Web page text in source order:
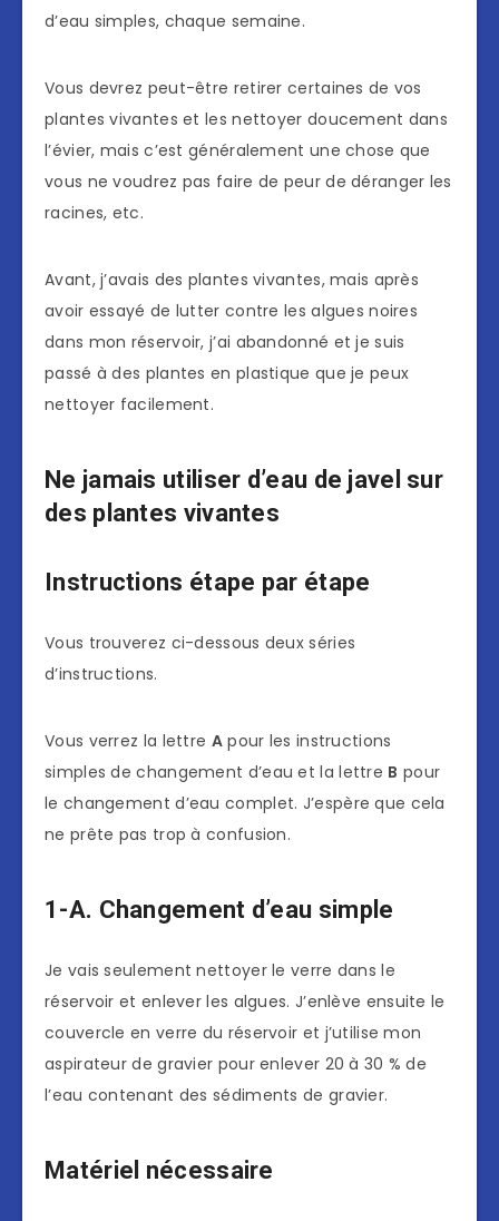
d’eau simples, chaque semaine.
Vous devrez peut-être retirer certaines de vos
plantes vivantes et les nettoyer doucement dans
l’évier, mais c’est généralement une chose que
vous ne voudrez pas faire de peur de déranger les
racines, etc.
Avant, j’avais des plantes vivantes, mais après
avoir essayé de lutter contre les algues noires
dans mon réservoir, j’ai abandonné et je suis
passé à des plantes en plastique que je peux
nettoyer facilement.
Ne jamais utiliser d’eau de javel sur
des plantes vivantes
Instructions étape par étape
Vous trouverez ci-dessous deux séries
d’instructions.
Vous verrez la lettre Apour les instructions
simples de changement d’eau et la lettre B pour
le changement d’eau complet. J’espère que cela
ne prête pas trop à confusion.
1-A. Changement d’eau simple
Je vais seulement nettoyer le verre dans le
réservoir et enlever les algues. J’enlève ensuite le
couvercle en verre du réservoir et j’utilise mon
aspirateur de gravier pour enlever 20 à 30 % de
l’eau contenant des sédiments de gravier.
Matériel nécessaire